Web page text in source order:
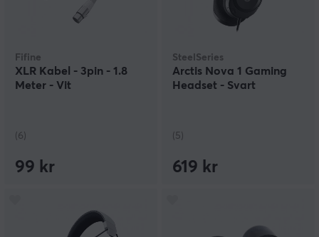
Fifine
XLR Kabel - 3pin - 1.8
Meter - Vit
(6)
99 kr
SteelSeries
Arctis Nova 1 Gaming
Headset - Svart
(5)
619 kr